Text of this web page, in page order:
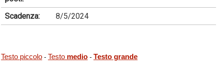
Scadenza: 8/5/2024
Testo piccolo - Testo medio - Testo grande